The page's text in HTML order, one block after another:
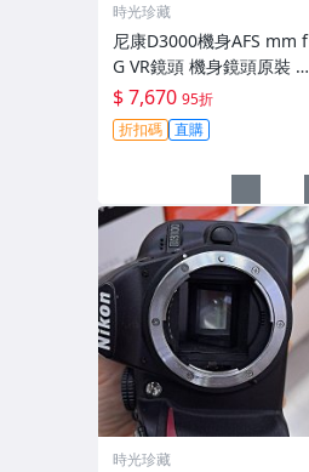
時光珍藏
尼康D3000機身AFS mm f
G VR鏡頭 機身鏡頭原裝 無
拆修無翻新 有輕微使用痕
跡 鏡頭-3430
$ 7,670 95折
折扣碼 直購
時光珍藏